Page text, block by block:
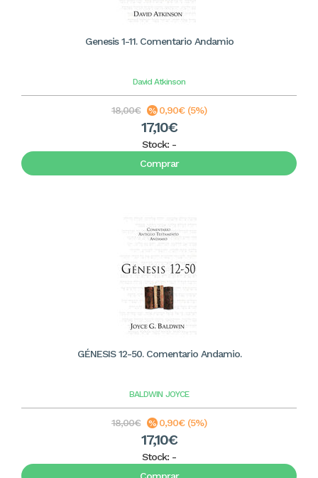
Genesis 1-11. Comentario Andamio
David Atkinson
18,00€ 0,90€ (5%)
17,10€
Stock: -
Comprar
GÉNESIS 12-50. Comentario Andamio.
BALDWIN JOYCE
18,00€ 0,90€ (5%)
17,10€
Stock: -